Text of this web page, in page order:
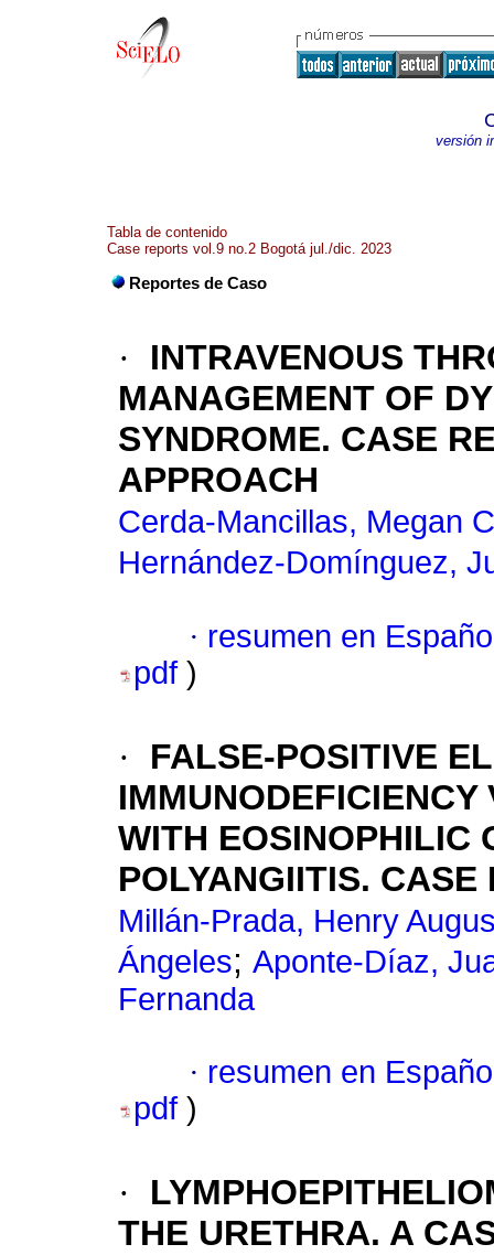
versión
Tabla de contenido
Case reports vol.9 no.2 Bogotá jul./dic. 2023
Reportes de Caso
·
INTRAVENOUS
MANAGEMENT OF
SYNDROME. CASE
APPROACH
Cerda-Mancillas, Megan
Hernández-Domínguez,
· resumen en
pdf )
·
FALSE-POSITIVE
WITH EOSINOPHILIC
POLYANGIITIS. CASE
Millán-Prada, Henry
Ángeles; Aponte-Díaz,
Fernanda
· resumen en
pdf )
·
THE URETHRA. A